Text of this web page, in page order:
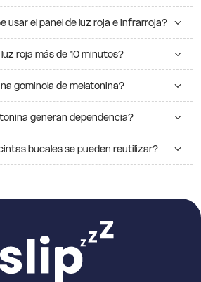
usar el panel de luz roja e infrarroja?
roja más de 10 minutos?
gominola de melatonina?
generan dependencia?
bucales se pueden reutilizar?